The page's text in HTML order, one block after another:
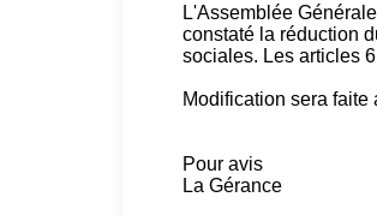
L'Assemblée
constaté la réduction
sociales. Les articles
Modification sera faite
Pour avis
La Gérance